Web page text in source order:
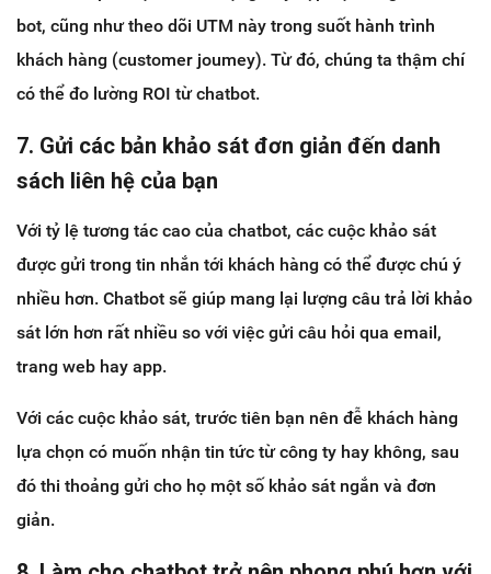
bot, cũng như theo dõi UTM này trong suốt hành trình
khách hàng (customer joumey). Từ đó, chúng ta thậm chí
có thể đo lường ROI từ chatbot.
7. Gửi các bản khảo sát đơn giản đến danh
sách liên hệ của bạn
Với tỷ lệ tương tác cao của chatbot, các cuộc khảo sát
được gửi trong tin nhắn tới khách hàng có thể được chú ý
nhiều hơn. Chatbot sẽ giúp mang lại lượng câu trả lời khảo
sát lớn hơn rất nhiều so với việc gửi câu hỏi qua email,
trang web hay app.
Với các cuộc khảo sát, trước tiên bạn nên đễ khách hàng
lựa chọn có muốn nhận tin tức từ công ty hay không, sau
đó thi thoảng gửi cho họ một số khảo sát ngắn và đơn
giản.